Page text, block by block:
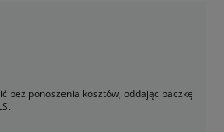
bez ponoszenia kosztów, oddając paczkę